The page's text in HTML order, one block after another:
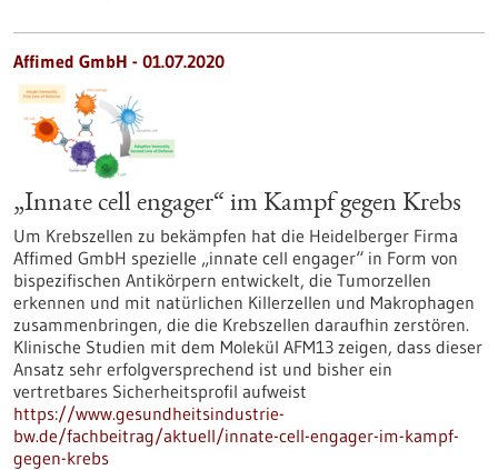
Affimed GmbH - 01.07.2020
„Innate cell engager“ im Kampf gegen Krebs
Um Krebszellen zu bekämpfen hat die Heidelberger Firma
Affimed GmbH spezielle „innate cell engager“ in Form von
bispezifischen Antikörpern entwickelt, die Tumorzellen
erkennen und mit natürlichen Killerzellen und Makrophagen
zusammenbringen, die die Krebszellen daraufhin zerstören.
Klinische Studien mit dem Molekül AFM13 zeigen, dass dieser
Ansatz sehr erfolgversprechend ist und bisher ein
vertretbares Sicherheitsprofil aufweist
https://www.gesundheitsindustrie-
bw.de/fachbeitrag/aktuell/innate-cell-engager-im-kampf-
gegen-krebs